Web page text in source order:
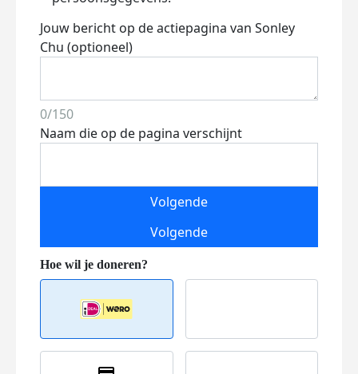
Jouw bericht op de actiepagina van Sonley
Chu (optioneel)
0/150
Naam die op de pagina verschijnt
Volgende
Volgende